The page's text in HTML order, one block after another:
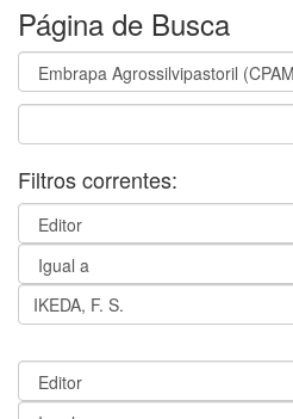
Página de Busca
Filtros correntes: